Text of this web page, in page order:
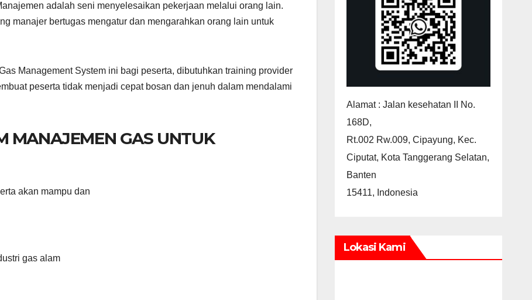
adalah seni menyelesaikan pekerjaan melalui orang lain.
manajer bertugas mengatur dan mengarahkan orang lain untuk
Management System ini bagi peserta, dibutuhkan training provider
peserta tidak menjadi cepat bosan dan jenuh dalam mendalami
MANAJEMEN GAS UNTUK
akan mampu dan
gas alam
Alamat : Jalan kesehatan II No.
168D,
Rt.002 Rw.009, Cipayung, Kec.
Ciputat, Kota Tanggerang Selatan,
Banten
15411, Indonesia
Lokasi Kami